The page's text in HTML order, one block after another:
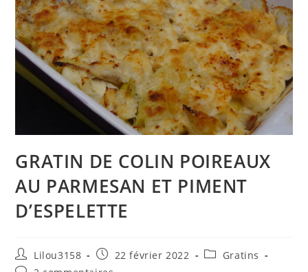
GRATIN DE COLIN POIREAUX
AU PARMESAN ET PIMENT
D’ESPELETTE
Auteur/autrice
de
Lilou3158
Publication
publiée :
22 février 2022
PostGratins